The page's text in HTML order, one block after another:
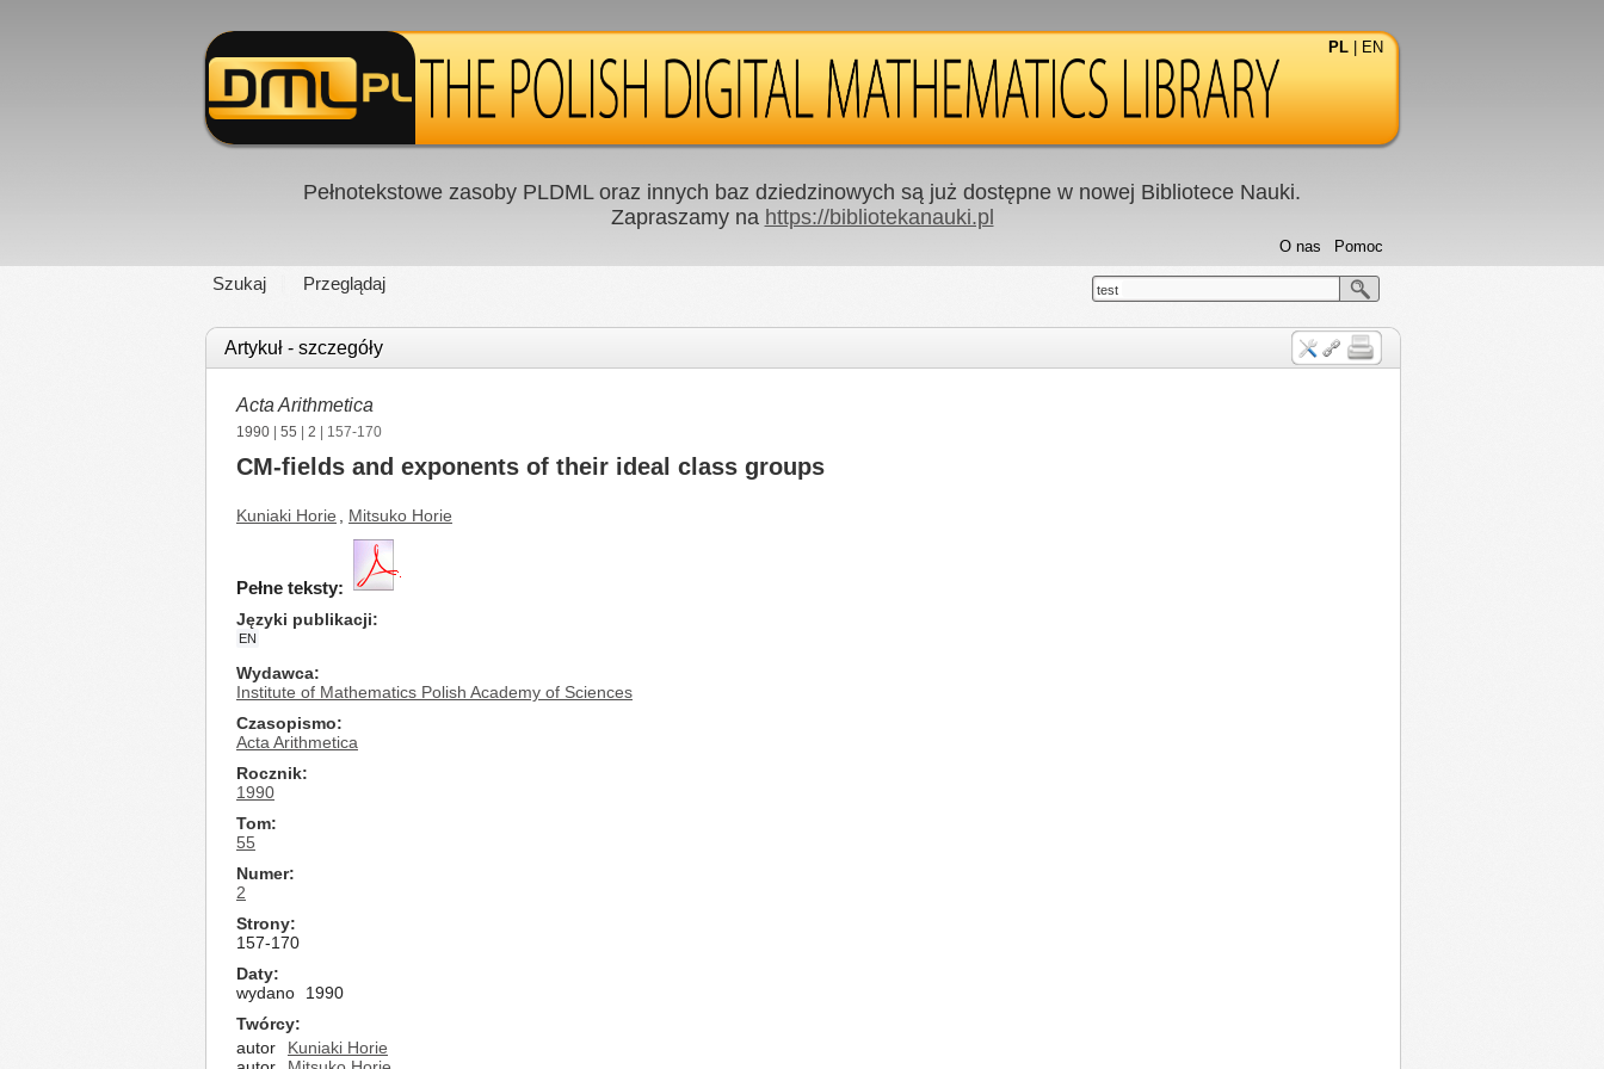
PL EN
Pełnotekstowe zasoby PLDML oraz innych baz dziedzinowych są już dostępne w nowej Bibliotece Nauki.
Zapraszamy na https://bibliotekanauki.pl
Szukaj Przeglądaj
Pomoc
O nas
test
Artykuł - szczegóły
Acta Arithmetica
1990 55 2 | 157-170
CM-fields and exponents of their ideal class groups
Kuniaki Horie Mitsuko Horie
Pełne teksty:
Języki publikacji
EN
Wydawca
Institute of Mathematics Polish Academy of Sciences
Czasopismo
Acta Arithmetica
Rocznik
1990
Tom
55
Numer
2
Strony
157-170
Daty
wydano
1990
Twórcy
autor
Kuniaki Horie